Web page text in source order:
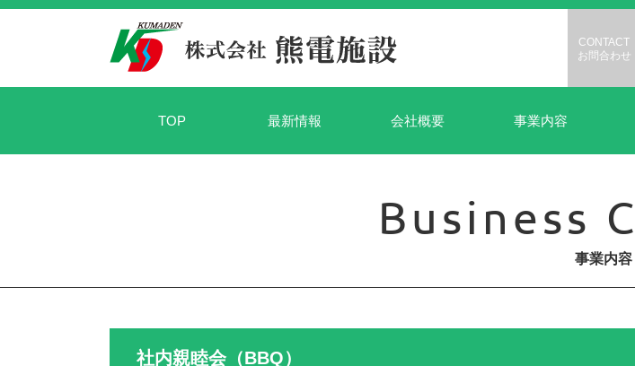
CONTACT
お問合わせ
TOP 最新情報 会社概要 事業内容
Business
事業内容
社内親睦会（BBQ）